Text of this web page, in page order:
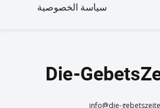
سياسة الخصوصية
info@die-